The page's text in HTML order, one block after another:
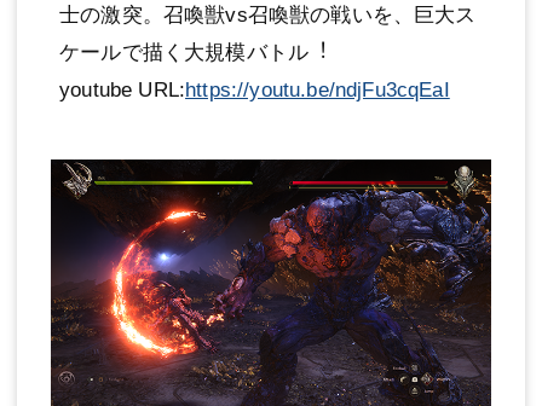
士の激突。召喚獣vs召喚獣の戦いを、巨大ス
ケールで描く大規模バトル︕
youtube URL:https://youtu.be/ndjFu3cqEaI